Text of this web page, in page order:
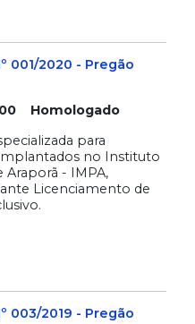
001/2020 - Pregão
Homologado
para
no Instituto
Araporã - IMPA,
Licenciamento de
003/2019 - Pregão